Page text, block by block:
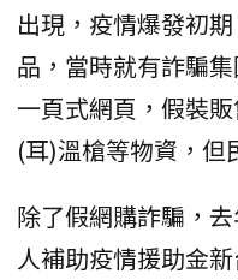
出現，疫情爆發初
品，當時就有詐騙
一頁式網頁，假裝
(耳)溫槍等物資，但
除了假網購詐騙，
人補助疫情援助金